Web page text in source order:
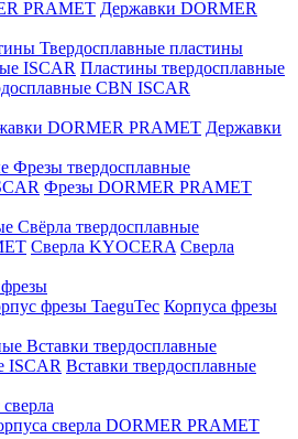
PRAMET Державки DORMER
Твердосплавные пластины
ISCAR Пластины твердосплавные
CBN ISCAR
DORMER PRAMET Державки
Фрезы твердосплавные
Фрезы DORMER PRAMET
Свёрла твердосплавные
Сверла KYOCERA Сверла
фрезы TaeguTec Корпуса фрезы
Вставки твердосплавные
ISCAR Вставки твердосплавные
сверла DORMER PRAMET